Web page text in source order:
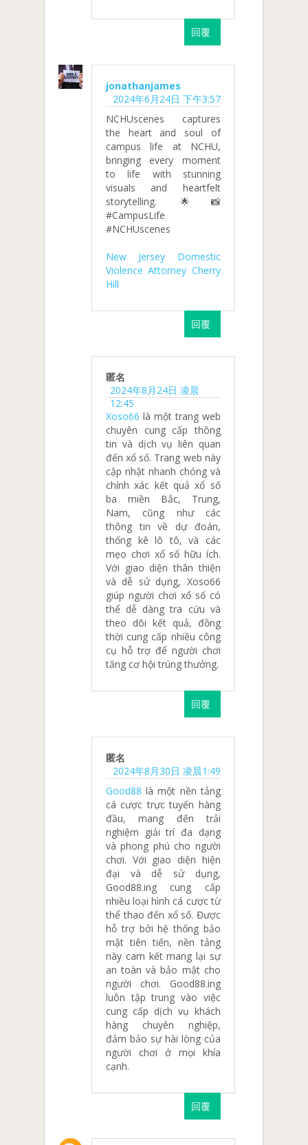
回覆
jonathanjames
2024年6月24日 下午3:57
NCHUscenes captures
the heart and soul of
campus life at NCHU,
bringing every moment
to life with stunning
visuals and heartfelt
storytelling. 🌟📸
#CampusLife
#NCHUscenes
New Jersey Domestic
Violence Attorney Cherry
Hill
回覆
匿名
2024年8月24日 凌晨
12:45
Xoso66 là một trang web
chuyên cung cấp thông
tin và dịch vụ liên quan
đến xổ số. Trang web này
cập nhật nhanh chóng và
chính xác kết quả xổ số
ba miền Bắc, Trung,
Nam, cũng như các
thông tin về dự đoán,
thống kê lô tô, và các
mẹo chơi xổ số hữu ích.
Với giao diện thân thiện
và dễ sử dụng, Xoso66
giúp người chơi xổ số có
thể dễ dàng tra cứu và
theo dõi kết quả, đồng
thời cung cấp nhiều công
cụ hỗ trợ để người chơi
tăng cơ hội trúng thưởng.
回覆
匿名
2024年8月30日 凌晨1:49
Good88 là một nền tảng
cá cược trực tuyến hàng
đầu, mang đến trải
nghiệm giải trí đa dạng
và phong phú cho người
chơi. Với giao diện hiện
đại và dễ sử dụng,
Good88.ing cung cấp
nhiều loại hình cá cược từ
thể thao đến xổ số. Được
hỗ trợ bởi hệ thống bảo
mật tiên tiến, nền tảng
này cam kết mang lại sự
an toàn và bảo mật cho
người chơi. Good88.ing
luôn tập trung vào việc
cung cấp dịch vụ khách
hàng chuyên nghiệp,
đảm bảo sự hài lòng của
người chơi ở mọi khía
cạnh.
回覆